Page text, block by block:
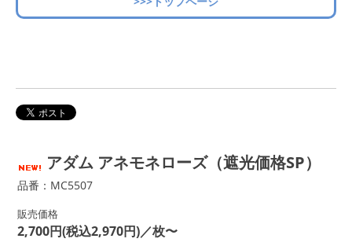
アダム アネモネローズ（遮光価格SP）
品番：MC5507
販売価格
2,700円(税込2,970円)／枚〜